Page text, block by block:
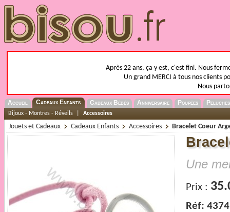
Après 22 ans, ça y est, c'est fini. Nous
Un grand MERCI à tous nos clients
Nous
Accueil Cadeaux Enfants Cadeaux Bébés Anniversaire Poupées Peluches
Bijoux - Montres - Réveils Accessoires
Jouets et Cadeaux Cadeaux Enfants Accessoires Bracelet Coeur
Une
Prix :
Réf: 4374